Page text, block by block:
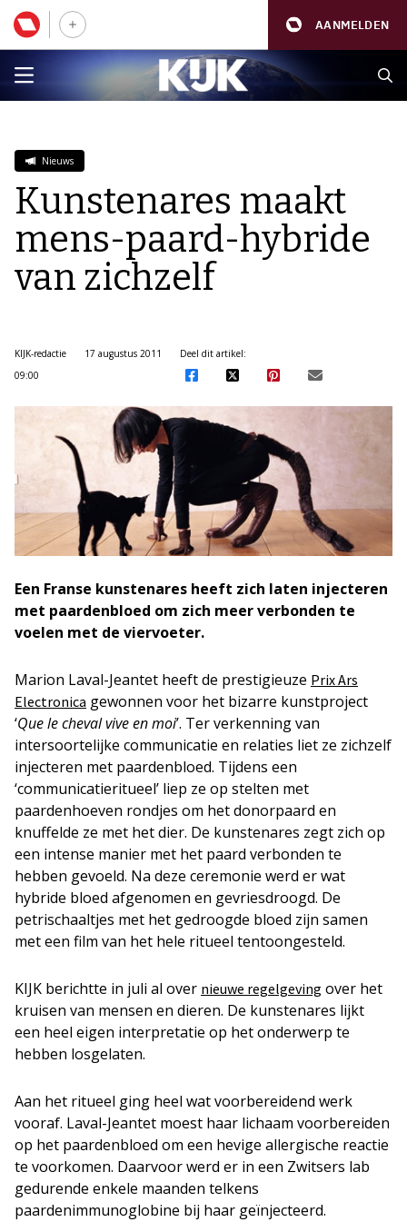
AANMELDEN
Nieuws
Kunstenares maakt
mens-paard-hybride
van zichzelf
KIJK-redactie
17 augustus 2011
09:00
Deel dit artikel:
Een Franse kunstenares heeft zich laten injecteren
met paardenbloed om zich meer verbonden te
voelen met de viervoeter.
Marion Laval-Jeantet heeft de prestigieuze Prix Ars
Electronica gewonnen voor het bizarre kunstproject
‘Que le cheval vive en moi’. Ter verkenning van
intersoortelijke communicatie en relaties liet ze zichzelf
injecteren met paardenbloed. Tijdens een
‘communicatieritueel’ liep ze op stelten met
paardenhoeven rondjes om het donorpaard en
knuffelde ze met het dier. De kunstenares zegt zich op
een intense manier met het paard verbonden te
hebben gevoeld. Na deze ceremonie werd er wat
hybride bloed afgenomen en gevriesdroogd. De
petrischaaltjes met het gedroogde bloed zijn samen
met een film van het hele ritueel tentoongesteld.
KIJK berichtte in juli al over nieuwe regelgeving over het
kruisen van mensen en dieren. De kunstenares lijkt
een heel eigen interpretatie op het onderwerp te
hebben losgelaten.
Aan het ritueel ging heel wat voorbereidend werk
vooraf. Laval-Jeantet moest haar lichaam voorbereiden
op het paardenbloed om een hevige allergische reactie
te voorkomen. Daarvoor werd er in een Zwitsers lab
gedurende enkele maanden telkens
paardenimmunoglobine bij haar geïnjecteerd.